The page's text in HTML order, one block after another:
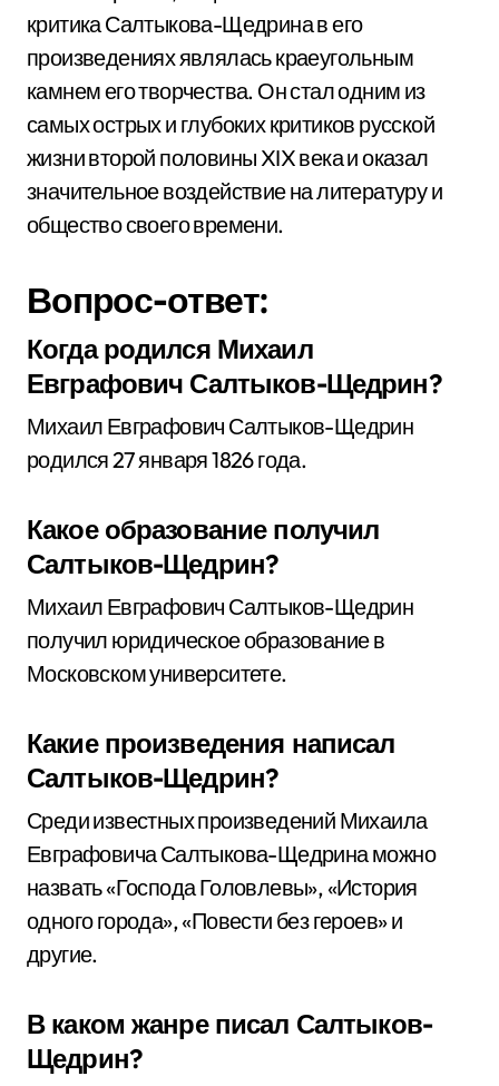
критика Салтыкова-Щедрина в его
произведениях являлась краеугольным
камнем его творчества. Он стал одним из
самых острых и глубоких критиков русской
жизни второй половины XIX века и оказал
значительное воздействие на литературу и
общество своего времени.
Вопрос-ответ:
Когда родился Михаил
Евграфович Салтыков-Щедрин?
Михаил Евграфович Салтыков-Щедрин
родился 27 января 1826 года.
Какое образование получил
Салтыков-Щедрин?
Михаил Евграфович Салтыков-Щедрин
получил юридическое образование в
Московском университете.
Какие произведения написал
Салтыков-Щедрин?
Среди известных произведений Михаила
Евграфовича Салтыкова-Щедрина можно
назвать «Господа Головлевы», «История
одного города», «Повести без героев» и
другие.
В каком жанре писал Салтыков-
Щедрин?